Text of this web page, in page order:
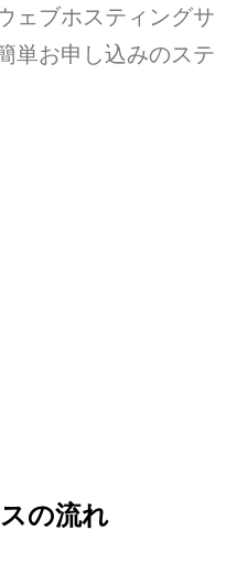
ェブホスティングサ
単お申し込みのステ
の流れ